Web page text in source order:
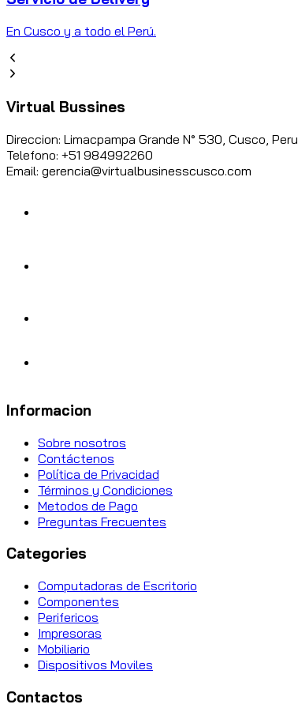
En Cusco y a todo el Perú.
Virtual Bussines
Direccion: Limacpampa Grande N° 530, Cusco, Peru
Telefono: +51 984992260
Email: gerencia@virtualbusinesscusco.com
Informacion
Sobre nosotros
Contáctenos
Política de Privacidad
Términos y Condiciones
Metodos de Pago
Preguntas Frecuentes
Categories
Computadoras de Escritorio
Componentes
Perifericos
Impresoras
Mobiliario
Dispositivos Moviles
Contactos